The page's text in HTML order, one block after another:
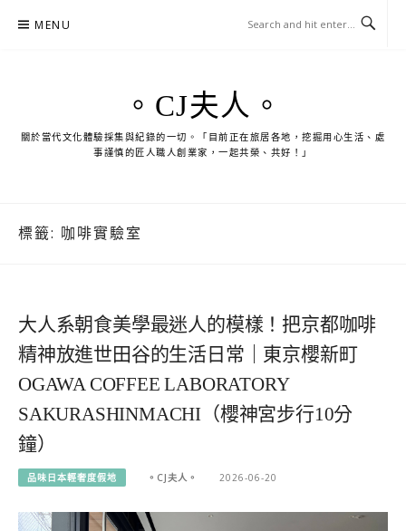
MENU
。CJ夫人。
關於當代文化體驗採集與紀錄的一切。「目前正在旅居各地，挖掘用心生活、處
事謹慎的匠人職人創業家，一起共榮、共好！」
標籤: 咖啡實驗室
大人系朝食美學最迷人的模樣！把京都咖啡
精神放進世田谷的生活日常｜東京櫻新町
OGAWA COFFEE LABORATORY
SAKURASHINMACHI（櫻神宮步行10分
鐘）
品味日本輕奢度假地 。CJ夫人。 2026-06-20